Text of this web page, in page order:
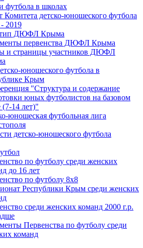
футбола в школах
Комитета детско-юношеского футбола
2019
ДЮФЛ Крыма
первенства ДЮФЛ Крыма
и страницы участников ДЮФЛ
юношеского футбола в
Крым
"Структура и содержание
юных футболистов на базовом
(7-14 лет)"
юношеская футбольная лига
детско-юношеского футбола
по футболу среди женских
до 16 лет
по футболу 8х8
Республики Крым среди женских
среди женских команд 2000 г.р.
Первенства по футболу среди
команд